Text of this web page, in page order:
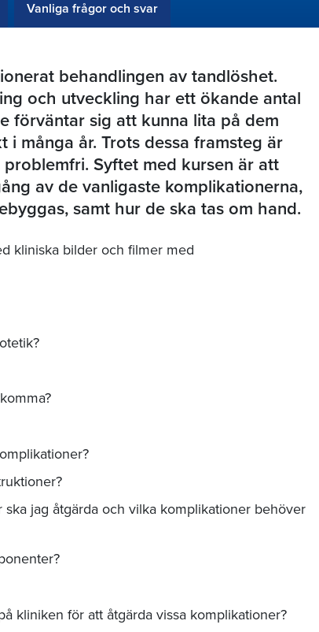
Vanliga frågor och svar
behandlingen av tandlöshet.
och utveckling har ett ökande antal
förväntar sig att kunna lita på dem
många år. Trots dessa framsteg är
Syftet med kursen är att
av de vanligaste komplikationerna,
samt hur de ska tas om hand.
kliniska bilder och filmer med
jag åtgärda och vilka komplikationer behöver
kliniken för att åtgärda vissa komplikationer?